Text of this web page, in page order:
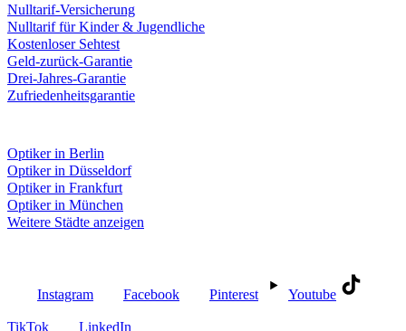
Nulltarif-Versicherung
Nulltarif für Kinder & Jugendliche
Kostenloser Sehtest
Geld-zurück-Garantie
Drei-Jahres-Garantie
Zufriedenheitsgarantie
Optiker in Berlin
Optiker in Düsseldorf
Optiker in Frankfurt
Optiker in München
Weitere Städte anzeigen
Instagram Facebook Pinterest Youtube
TikTok LinkedIn